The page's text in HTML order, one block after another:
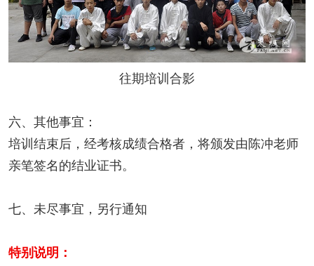
往期培训合影
六、其他事宜：
培训结束后，经考核成绩合格者，将颁发由陈冲老师
亲笔签名的结业证书。
七、未尽事宜，另行通知
特别说明：